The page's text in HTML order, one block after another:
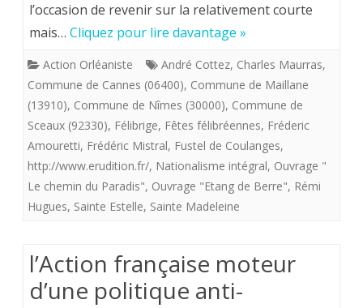
lʼoccasion de revenir sur la relativement courte
mais… Cliquez pour lire davantage »
Action Orléaniste André Cottez, Charles Maurras,
Commune de Cannes (06400), Commune de Maillane
(13910), Commune de Nîmes (30000), Commune de
Sceaux (92330), Félibrige, Fêtes félibréennes, Fréderic
Amouretti, Frédéric Mistral, Fustel de Coulanges,
http://www.erudition.fr/, Nationalisme intégral, Ouvrage "
Le chemin du Paradis", Ouvrage "Etang de Berre", Rémi
Hugues, Sainte Estelle, Sainte Madeleine
l’Action française moteur
d’une politique anti-